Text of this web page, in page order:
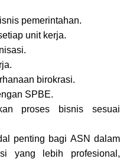
pemerintahan.
unit kerja.
birokrasi.
SPBE.
proses bisnis sesuai
penting bagi ASN dalam
yang lebih profesional,